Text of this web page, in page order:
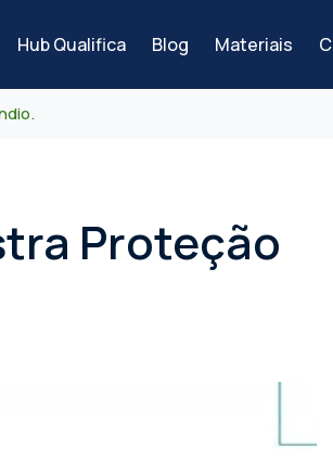
Hub Qualifica Blog Materiais
Proteção